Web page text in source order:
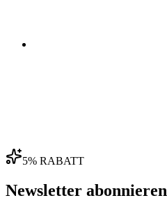
5% RABATT
Newsletter abonnieren